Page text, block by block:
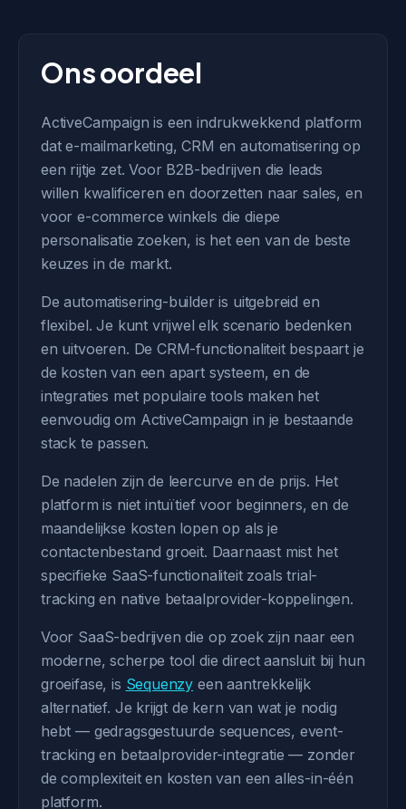
Ons oordeel
ActiveCampaign is een indrukwekkend platform
dat e-mailmarketing, CRM en automatisering op
een rijtje zet. Voor B2B-bedrijven die leads
willen kwalificeren en doorzetten naar sales, en
voor e-commerce winkels die diepe
personalisatie zoeken, is het een van de beste
keuzes in de markt.
De automatisering-builder is uitgebreid en
flexibel. Je kunt vrijwel elk scenario bedenken
en uitvoeren. De CRM-functionaliteit bespaart je
de kosten van een apart systeem, en de
integraties met populaire tools maken het
eenvoudig om ActiveCampaign in je bestaande
stack te passen.
De nadelen zijn de leercurve en de prijs. Het
platform is niet intuïtief voor beginners, en de
maandelijkse kosten lopen op als je
contactenbestand groeit. Daarnaast mist het
specifieke SaaS-functionaliteit zoals trial-
tracking en native betaalprovider-koppelingen.
Voor SaaS-bedrijven die op zoek zijn naar een
moderne, scherpe tool die direct aansluit bij hun
groeifase, is Sequenzy een aantrekkelijk
alternatief. Je krijgt de kern van wat je nodig
hebt — gedragsgestuurde sequences, event-
tracking en betaalprovider-integratie — zonder
de complexiteit en kosten van een alles-in-één
platform.